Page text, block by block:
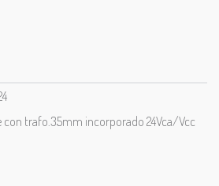
con trafo.35mm incorporado 24Vca/Vcc